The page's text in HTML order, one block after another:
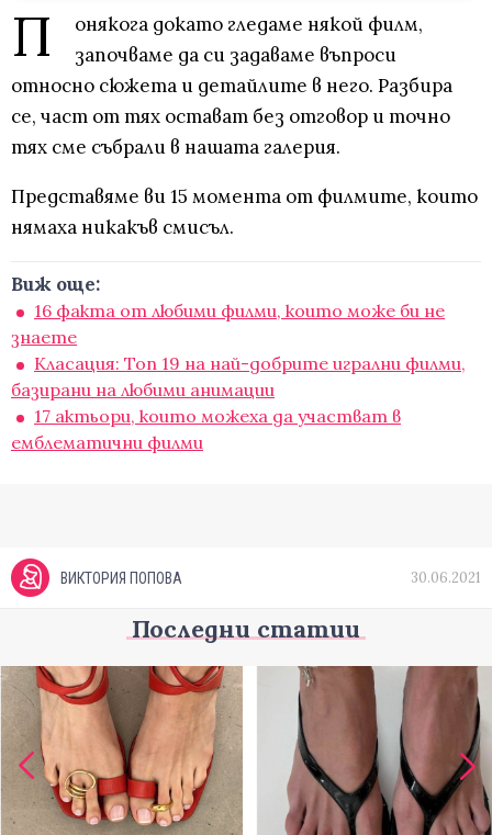
П
онякога докато гледаме някой филм,
започваме да си задаваме въпроси
относно сюжета и детайлите в него. Разбира
се, част от тях остават без отговор и точно
тях сме събрали в нашата галерия.
Представяме ви 15 момента от филмите, които
нямаха никакъв смисъл.
Виж още:
16 факта от любими филми, които може би не
знаете
Класация: Топ 19 на най-добрите игрални филми,
базирани на любими анимации
17 актьори, които можеха да участват в
емблематични филми
ВИКТОРИЯ ПОПОВА 30.06.2021
Последни статии